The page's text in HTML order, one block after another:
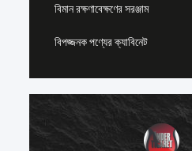
বিমান রক্ষণাবেক্ষণের সরঞ্জাম
বিপজ্জনক পণ্যের ক্যাবিনেট